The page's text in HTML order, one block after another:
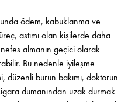
ödem, kabuklanma ve
astımı olan kişilerde daha
almanın geçici olarak
Bu nedenle iyileşme
düzenli burun bakımı, doktorun
dumanından uzak durmak